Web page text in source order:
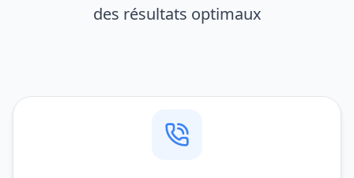
des résultats optimaux